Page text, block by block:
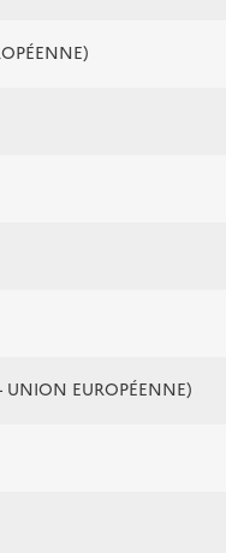
UNION EUROPÉENNE)